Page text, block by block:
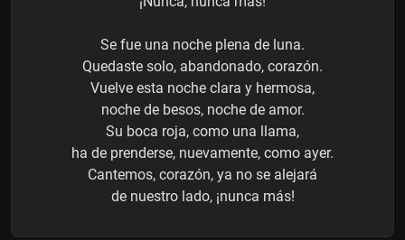
Se fue una noche plena de luna.
Quedaste solo, abandonado, corazón.
Vuelve esta noche clara y hermosa,
noche de besos, noche de amor.
Su boca roja, como una llama,
ha de prenderse, nuevamente, como ayer.
Cantemos, corazón, ya no se alejará
de nuestro lado, ¡nunca más!